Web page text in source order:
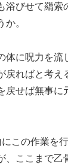
浴びせて羂索
。
体に呪力を
戻ればと考え
戻せば無事
この作業を
、ここまで乙